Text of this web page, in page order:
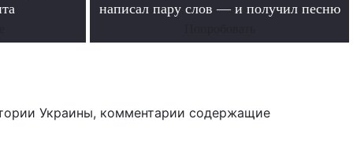
написал пару слов — и получил песню
Украины, комментарии содержащие